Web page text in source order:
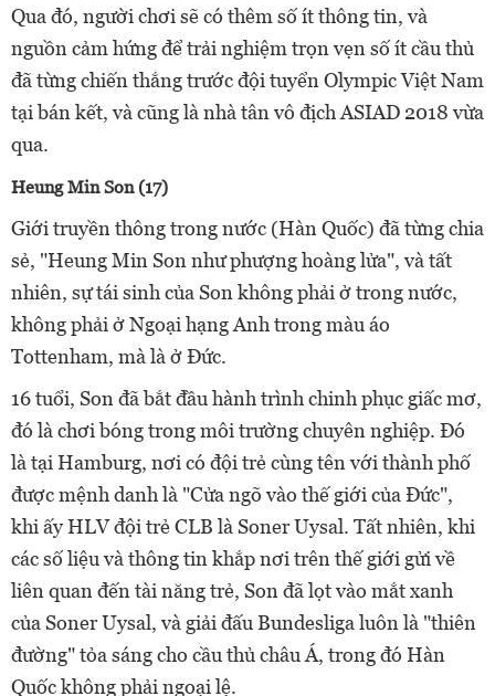
Qua đó, người chơi sẽ có thêm số ít thông tin, và
nguồn cảm hứng để trải nghiệm trọn vẹn số ít cầu thủ
đã từng chiến thắng trước đội tuyển Olympic Việt Nam
tại bán kết, và cũng là nhà tân vô địch ASIAD 2018 vừa
qua.
Heung Min Son (17)
Giới truyền thông trong nước (Hàn Quốc) đã từng chia
sẻ, "Heung Min Son như phượng hoàng lửa", và tất
nhiên, sự tái sinh của Son không phải ở trong nước,
không phải ở Ngoại hạng Anh trong màu áo
Tottenham, mà là ở Đức.
16 tuổi, Son đã bắt đầu hành trình chinh phục giấc mơ,
đó là chơi bóng trong môi trường chuyên nghiệp. Đó
là tại Hamburg, nơi có đội trẻ cùng tên với thành phố
được mệnh danh là "Cửa ngõ vào thế giới của Đức",
khi ấy HLV đội trẻ CLB là Soner Uysal. Tất nhiên, khi
các số liệu và thông tin khắp nơi trên thế giới gửi về
liên quan đến tài năng trẻ, Son đã lọt vào mắt xanh
của Soner Uysal, và giải đấu Bundesliga luôn là "thiên
đường" tỏa sáng cho cầu thủ châu Á, trong đó Hàn
Quốc không phải ngoại lệ.